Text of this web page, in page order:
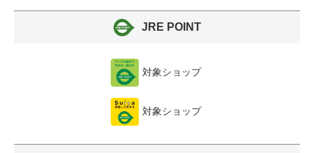
JRE POINT
対象ショップ
対象ショップ